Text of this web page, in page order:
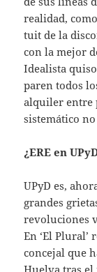
realidad,
tuit de la
con la mejor
Idealista
paren todos
alquiler entre
sistemático
¿ERE en
UPyD es,
grandes
revoluciones
En ‘El
concejal que
Huelva tras el